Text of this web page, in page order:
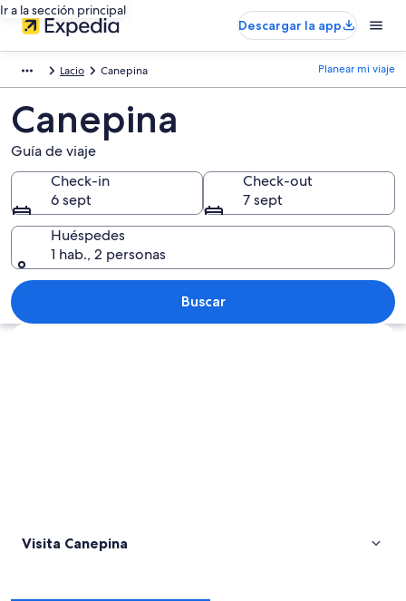
Ir a la sección principal
Descargar la app
Lacio Canepina Planear mi viaje
Canepina
Guía de viaje
Check-in
6 sept
Check-out
7 sept
Huéspedes
1 hab., 2 personas
Buscar
Ver mapa
Visita Canepina